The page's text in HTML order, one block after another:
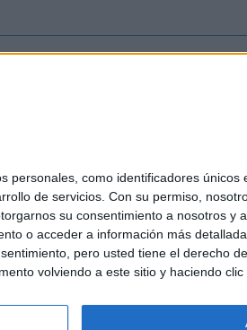
como identificadores
de servicios. Con su permiso,
su consentimiento a nosotros y
o acceder a información más
pero usted tiene el derecho
volviendo a este sitio y haciendo
Inicia sesiónoregístratepara enviar
Política de cookies
- Tel. +34 91 593 2767